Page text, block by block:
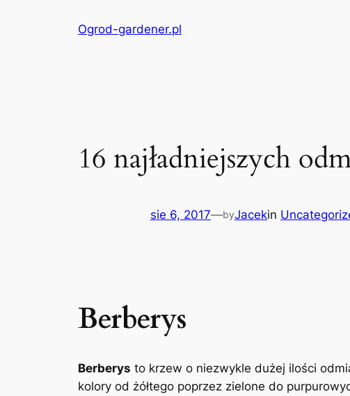
Ogrod-gardener.pl
16 najładniejszych
sie 6, 2017—byJacekin
Berberys
Berberys to krzew o niezwykle dużej ilości
kolory od żółtego poprzez zielone do